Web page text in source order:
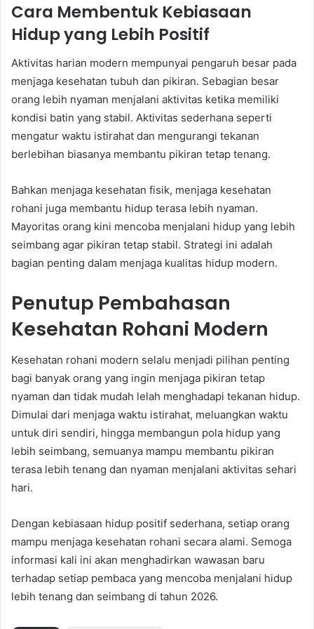
Cara Membentuk Kebiasaan
Hidup yang Lebih Positif
Aktivitas harian modern mempunyai pengaruh besar pada
menjaga kesehatan tubuh dan pikiran. Sebagian besar
orang lebih nyaman menjalani aktivitas ketika memiliki
kondisi batin yang stabil. Aktivitas sederhana seperti
mengatur waktu istirahat dan mengurangi tekanan
berlebihan biasanya membantu pikiran tetap tenang.
Bahkan menjaga kesehatan fisik, menjaga kesehatan
rohani juga membantu hidup terasa lebih nyaman.
Mayoritas orang kini mencoba menjalani hidup yang lebih
seimbang agar pikiran tetap stabil. Strategi ini adalah
bagian penting dalam menjaga kualitas hidup modern.
Penutup Pembahasan
Kesehatan Rohani Modern
Kesehatan rohani modern selalu menjadi pilihan penting
bagi banyak orang yang ingin menjaga pikiran tetap
nyaman dan tidak mudah lelah menghadapi tekanan hidup.
Dimulai dari menjaga waktu istirahat, meluangkan waktu
untuk diri sendiri, hingga membangun pola hidup yang
lebih seimbang, semuanya mampu membantu pikiran
terasa lebih tenang dan nyaman menjalani aktivitas sehari
hari.
Dengan kebiasaan hidup positif sederhana, setiap orang
mampu menjaga kesehatan rohani secara alami. Semoga
informasi kali ini akan menghadirkan wawasan baru
terhadap setiap pembaca yang mencoba menjalani hidup
lebih tenang dan seimbang di tahun 2026.